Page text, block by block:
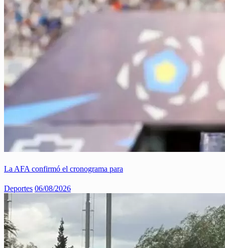
La AFA confirmó el cronograma para
Deportes 06/08/2026